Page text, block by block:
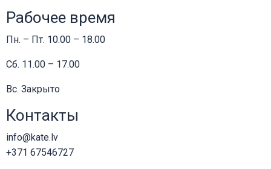
Рабочее время
Пн. – Пт. 10.00 – 18.00
Сб. 11.00 – 17.00
Вс. Закрыто
Контакты
info@kate.lv
+371 67546727